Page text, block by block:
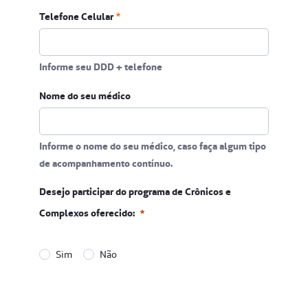
Telefone Celular
Informe seu DDD + telefone
Nome do seu médico
Informe o nome do seu médico, caso faça algum tipo
de acompanhamento contínuo.
Desejo participar do programa de Crônicos e
Complexos oferecido:
Sim Não